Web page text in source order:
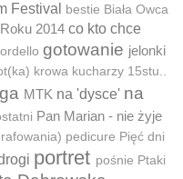
Festival bestie Biała Owca
2014 co kto chce
gotowanie jelonki
krowa kucharzy 15stu..
MTK na 'dysce' na
Pan Marian - nie żyje
pedicure Pięć dni
portret pośnie Ptaki